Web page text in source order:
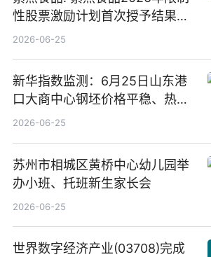
性股票激励计划首次授予结果公
告-微资讯
2026-06-25
新华指数监测：6月25日山东港
口大商中心钢坯价格平稳、热轧
C料价格微幅下跌
2026-06-25
苏州市相城区黄桥中心幼儿园举
办小班、托班新生家长会
2026-06-25
世界数字经济产业(03708)完成